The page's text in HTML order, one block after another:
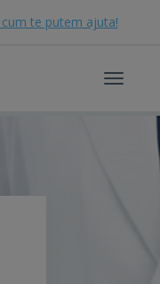
te putem ajuta!
Toggle